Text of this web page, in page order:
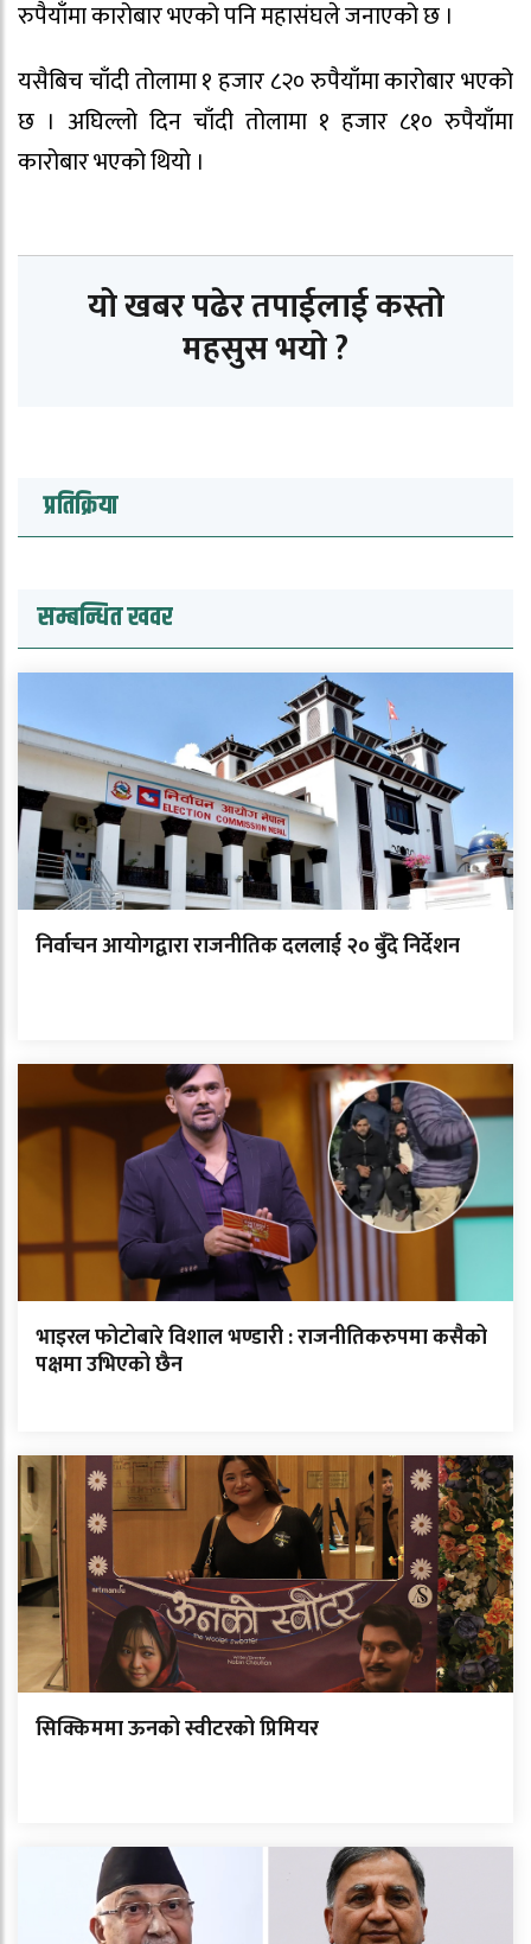
रुपैयाँमा कारोबार भएको पनि महासंघले जनाएको छ ।
यसैबिच चाँदी तोलामा १ हजार ८२० रुपैयाँमा कारोबार भएको
छ । अघिल्लो दिन चाँदी तोलामा १ हजार ८१० रुपैयाँमा
कारोबार भएको थियो ।
यो खबर पढेर तपाईलाई कस्तो
महसुस भयो ?
प्रतिक्रिया
सम्बन्धित खवर
निर्वाचन आयोगद्वारा राजनीतिक दललाई २० बुँदे निर्देशन
भाइरल फोटोबारे विशाल भण्डारी : राजनीतिकरुपमा कसैको
पक्षमा उभिएको छैन
सिक्किममा ऊनको स्वीटरको प्रिमियर